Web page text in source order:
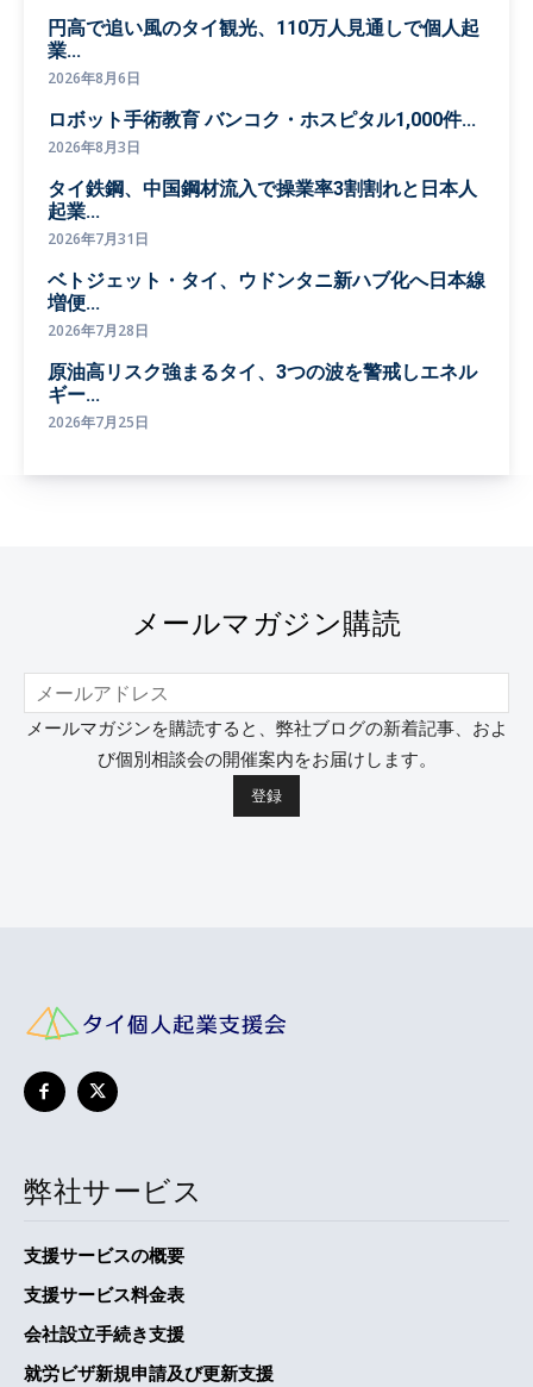
円高で追い風のタイ観光、110万人見通しで個人起
業...
2026年8月6日
ロボット手術教育 バンコク・ホスピタル1,000件...
2026年8月3日
タイ鉄鋼、中国鋼材流入で操業率3割割れと日本人
起業...
2026年7月31日
ベトジェット・タイ、ウドンタニ新ハブ化へ日本線
増便...
2026年7月28日
原油高リスク強まるタイ、3つの波を警戒しエネル
ギー...
2026年7月25日
メールマガジン購読
メールマガジンを購読すると、弊社ブログの新着記事、およ
び個別相談会の開催案内をお届けします。
弊社サービス
支援サービスの概要
支援サービス料金表
会社設立手続き支援
就労ビザ新規申請及び更新支援